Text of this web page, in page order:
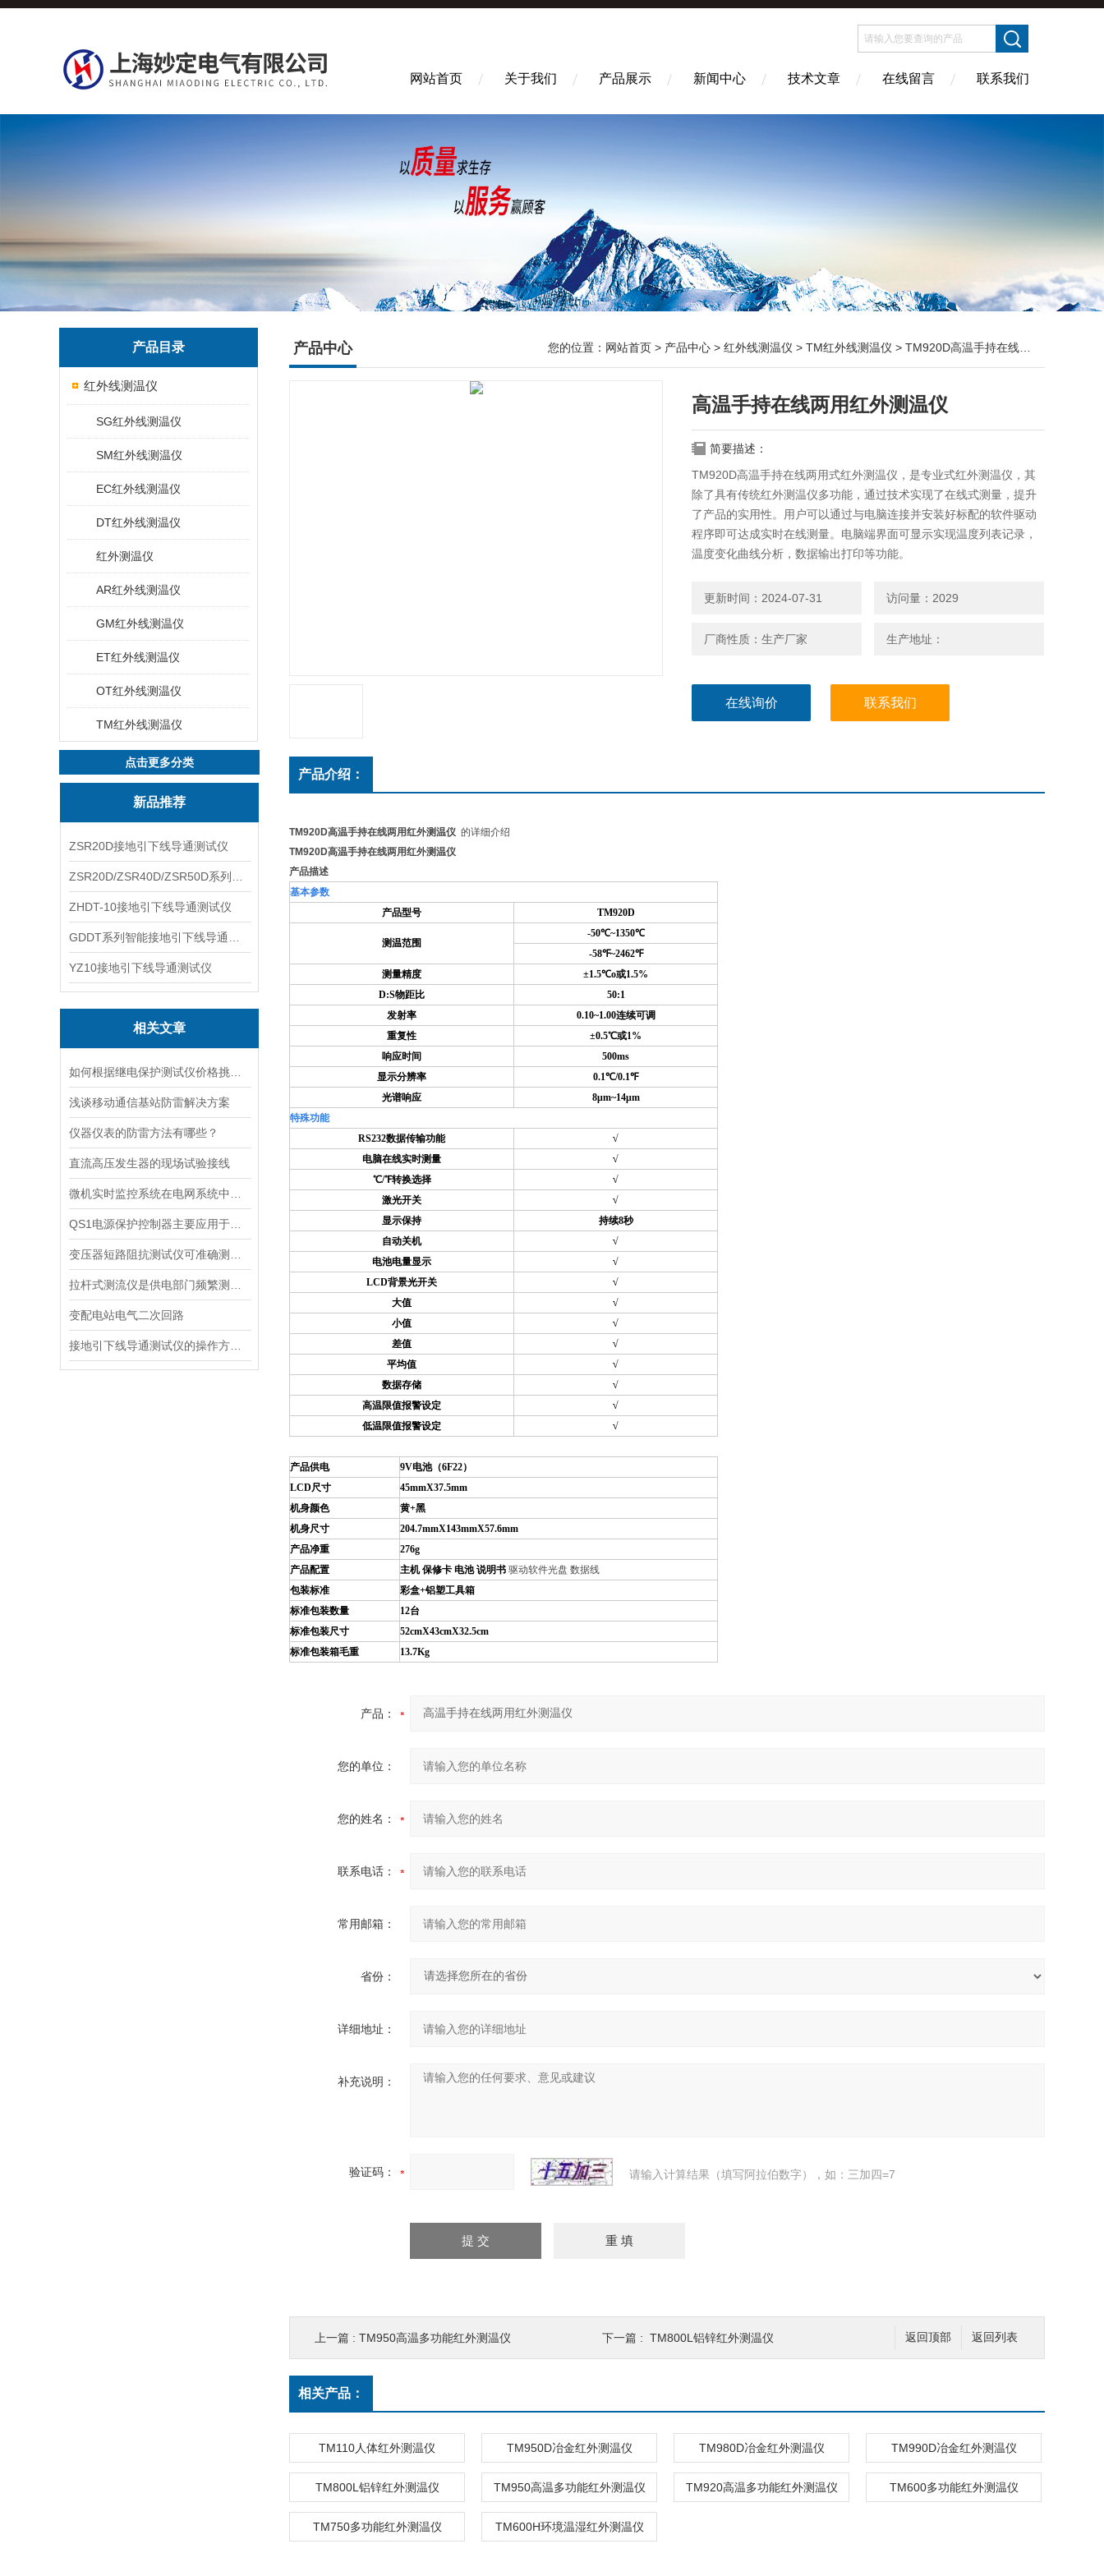
网站首页 关于我们 产品展示 新闻中心 技术文章 在线留言 联系我们
产品目录
红外线测温仪
SG红外线测温仪
SM红外线测温仪
EC红外线测温仪
DT红外线测温仪
红外测温仪
AR红外线测温仪
GM红外线测温仪
ET红外线测温仪
OT红外线测温仪
TM红外线测温仪
点击更多分类
新品推荐
ZSR20D接地引下线导通测试仪
ZHDT-10接地引下线导通测试仪
YZ10接地引下线导通测试仪
相关文章
浅谈移动通信基站防雷解决方案
仪器仪表的防雷方法有哪些？
直流高压发生器的现场试验接线
变配电站电气二次回路
产品中心 您的位置： 网站首页 > 产品中心 > 红外线测温仪 > TM红外线测温仪 > TM920D高温手持在线两用红外测温仪
高温手持在线两用红外测温仪
简要描述：
TM920D高温手持在线两用式红外测温仪，是专业式红外测温仪，其
除了具有传统红外测温仪多功能，通过技术实现了在线式测量，提升
了产品的实用性。用户可以通过与电脑连接并安装好标配的软件驱动
程序即可达成实时在线测量。电脑端界面可显示实现温度列表记录，
温度变化曲线分析，数据输出打印等功能。
更新时间：2024-07-31 访问量：2029
厂商性质：生产厂家 生产地址：
在线询价 联系我们
产品介绍：
TM920D高温手持在线两用红外测温仪 的详细介绍
TM920D高温手持在线两用红外测温仪
产品描述
基本参数
产品型号
TM920D
测温范围
-50℃~1350℃
-58℉~2462℉
测量精度
±1.5℃o或1.5%
D:S物距比
50:1
发射率
0.10~1.00连续可调
重复性
±0.5℃或1%
响应时间
500ms
显示分辨率
0.1℃/0.1℉
光谱响应
8μm~14μm
特殊功能
RS232数据传输功能
√
电脑在线实时测量
√
℃/℉转换选择
√
激光开关
√
显示保持
持续8秒
自动关机
√
电池电量显示
√
LCD背景光开关
√
大值
√
小值
√
差值
√
平均值
√
数据存储
√
高温限值报警设定
√
低温限值报警设定
√
产品供电 9V电池（6F22）
LCD尺寸
45mmX37.5mm
机身颜色
黄+黑
机身尺寸
204.7mmX143mmX57.6mm
产品净重
276g
产品配置
主机 保修卡 电池 说明书 驱动软件光盘 数据线
包装标准
彩盒+铝塑工具箱
标准包装数量
12台
标准包装尺寸
52cmX43cmX32.5cm
标准包装箱毛重
13.7Kg
产品：
您的单位：
您的姓名：
联系电话：
常用邮箱：
省份：
详细地址：
补充说明：
验证码： 请输入计算结果（填写阿拉伯数字），如：三加四=7
返回列表
返回顶部
上一篇 : TM950高温多功能红外测温仪 下一篇 : TM800L铝锌红外测温仪
相关产品：
TM110人体红外测温仪 TM950D冶金红外测温仪 TM980D冶金红外测温仪 TM990D冶金红外测温仪
TM800L铝锌红外测温仪 TM950高温多功能红外测温仪 TM920高温多功能红外测温仪 TM600多功能红外测温仪
TM750多功能红外测温仪 TM600H环境温湿红外测温仪